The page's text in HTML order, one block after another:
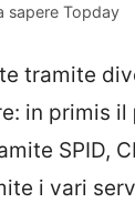
sapere Topday
tramite
in primis il
SPID,
i vari